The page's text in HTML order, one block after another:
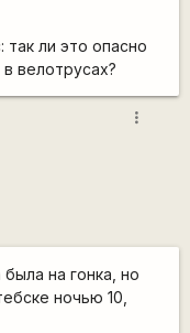
так ли это опасно
велотрусах?
more_vert
на гонка, но
ночью 10,